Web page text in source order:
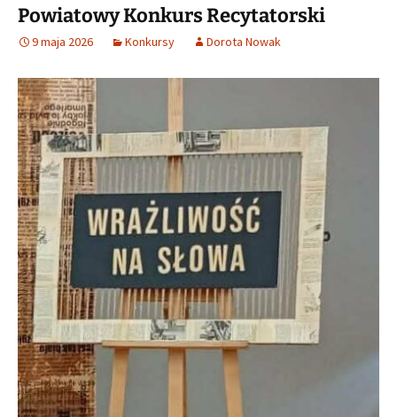
Powiatowy Konkurs Recytatorski
9 maja 2026 Konkursy Dorota Nowak